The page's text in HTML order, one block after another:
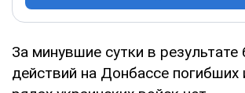
За минувшие сутки в результате
действий на Донбассе погибших